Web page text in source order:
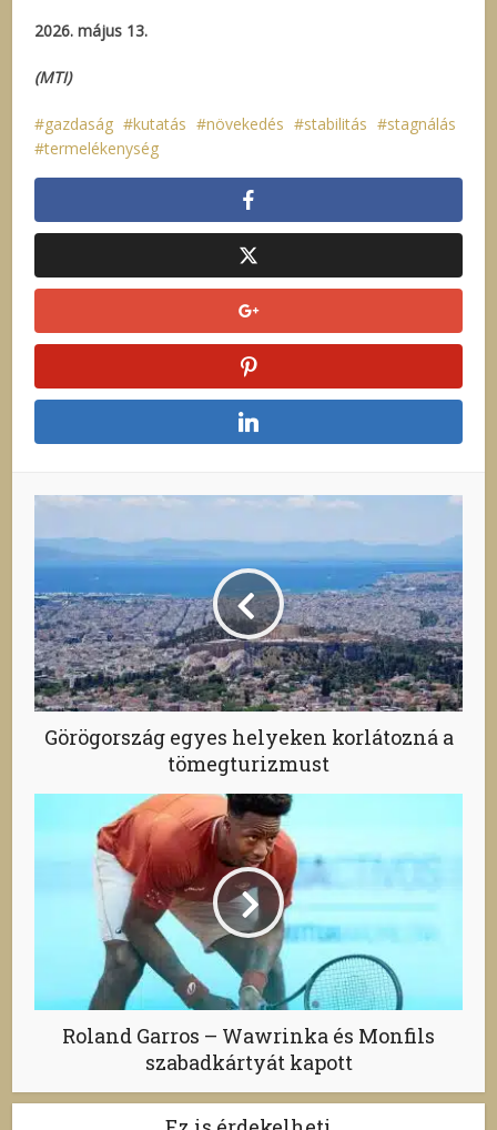
2026. május 13.
(MTI)
gazdaság kutatás növekedés stabilitás
stagnálás
termelékenység
Görögország egyes helyeken korlátozná a
tömegturizmust
Roland Garros – Wawrinka és Monfils
szabadkártyát kapott